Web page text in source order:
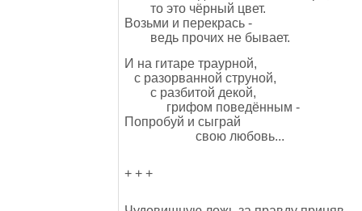
то это чёрный цвет.
Возьми и перекрась -
ведь прочих не бывает.
И на гитаре траурной,
с разорванной струной,
с разбитой декой,
грифом поведённым -
Попробуй и сыграй
свою любовь...
+ + +